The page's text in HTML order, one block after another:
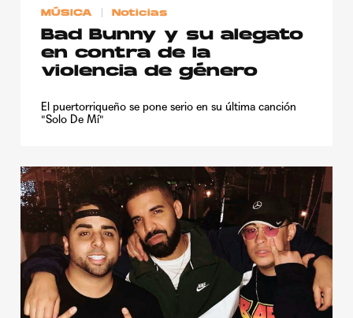
MÚSICA Noticias
Bad Bunny y su alegato
en contra de la
violencia de género
El puertorriqueño se pone serio en su última canción
"Solo De Mí"